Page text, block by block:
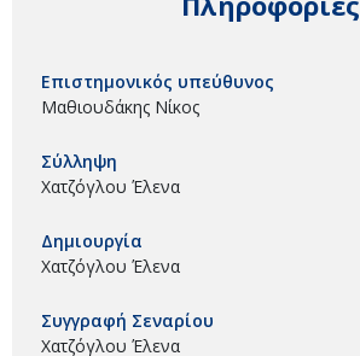
Επιστημονικός υπεύθυνος
Μαθιουδάκης Νίκος
Σύλληψη
Χατζόγλου Έλενα
Δημιουργία
Χατζόγλου Έλενα
Συγγραφή Σεναρίου
Χατζόγλου Έλενα